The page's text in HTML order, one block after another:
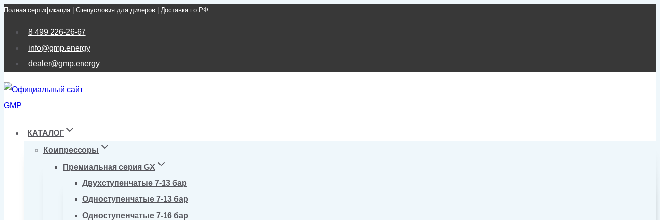
Перейти
Полная сертификация | Спецусловия для дилеров | Доставка по РФ
8 499 226-26-67
info@gmp.energy
dealer@gmp.energy
КАТАЛОГ
Компрессоры
Премиальная серия GX
Двухступенчатые 7-13 бар
Одноступенчатые 7-13 бар
Одноступенчатые 7-16 бар